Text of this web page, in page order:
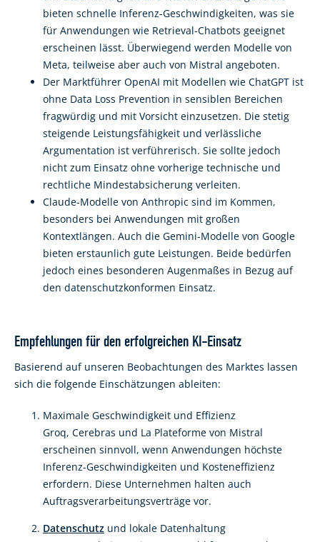
bieten schnelle Inferenz-Geschwindigkeiten, was sie
für Anwendungen wie Retrieval-Chatbots geeignet
erscheinen lässt. Überwiegend werden Modelle von
Meta, teilweise aber auch von Mistral angeboten.
Der Marktführer OpenAI mit Modellen wie ChatGPT ist
ohne Data Loss Prevention in sensiblen Bereichen
fragwürdig und mit Vorsicht einzusetzen. Die stetig
steigende Leistungsfähigkeit und verlässliche
Argumentation ist verführerisch. Sie sollte jedoch
nicht zum Einsatz ohne vorherige technische und
rechtliche Mindestabsicherung verleiten.
Claude-Modelle von Anthropic sind im Kommen,
besonders bei Anwendungen mit großen
Kontextlängen. Auch die Gemini-Modelle von Google
bieten erstaunlich gute Leistungen. Beide bedürfen
jedoch eines besonderen Augenmaßes in Bezug auf
den datenschutzkonformen Einsatz.
Empfehlungen für den erfolgreichen KI-Einsatz
Basierend auf unseren Beobachtungen des Marktes lassen
sich die folgende Einschätzungen ableiten:
Maximale Geschwindigkeit und Effizienz
Groq, Cerebras und La Plateforme von Mistral
erscheinen sinnvoll, wenn Anwendungen höchste
Inferenz-Geschwindigkeiten und Kosteneffizienz
erfordern. Diese Unternehmen halten auch
Auftragsverarbeitungsverträge vor.
Datenschutz und lokale Datenhaltung